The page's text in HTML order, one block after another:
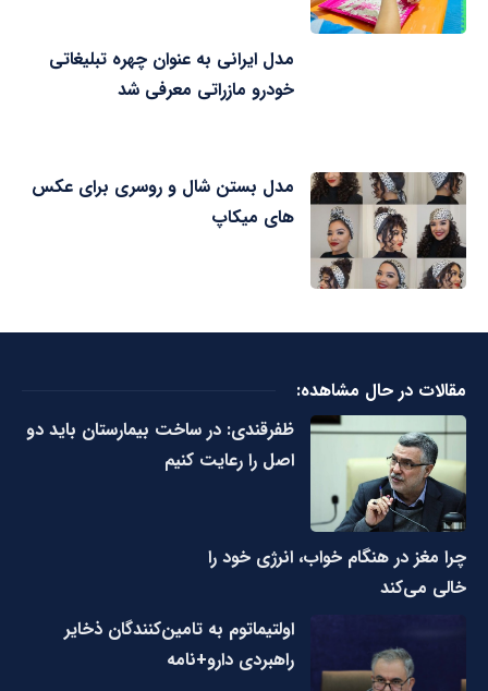
مدل ایرانی به عنوان چهره تبلیغاتی
خودرو مازراتی معرفی شد
مدل بستن شال و روسری برای عکس
های میکاپ
مقالات در حال مشاهده:
ظفرقندی: در ساخت بیمارستان باید دو
اصل را رعایت کنیم
چرا مغز در هنگام خواب، انرژی خود را
خالی می‌کند
اولتیماتوم به تامین‌کنندگان ذخایر
راهبردی دارو+نامه